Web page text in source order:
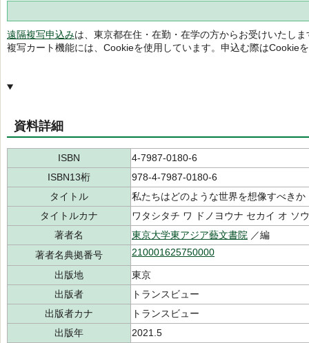
遠隔複写申込みは、東京都在住・在勤・在学の方からお受けいたしま
複写カート機能には、Cookieを使用しています。申込む際はCookie
資料詳細
ISBN
4-7987-0180-6
ISBN13桁
978-4-7987-0180-6
タイトル
私たちはどのような世界を想像すべきか
タイトルカナ
ワタシタチ ワ ドノヨウナ セカイ オ ソ
著者名
東京大学東アジア藝文書院 ／編
著者名典拠番号
210001625750000
出版地
東京
出版者
トランスビュー
出版者カナ
トランスビュー
出版年
2021.5